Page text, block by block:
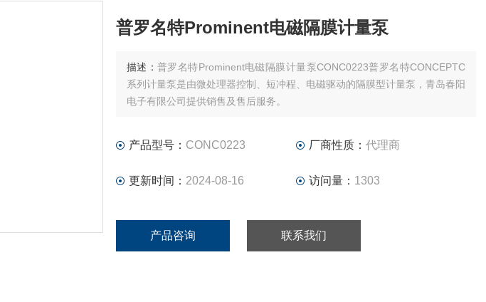
普罗名特Prominent电磁隔膜计量泵
描述： 普罗名特Prominent电磁隔膜计量泵CONC0223普罗名特CONCEPTC
系列计量泵是由微处理器控制、短冲程、电磁驱动的隔膜型计量泵，青岛春阳
电子有限公司提供销售及售后服务。
产品型号： CONC0223 厂商性质： 代理商
更新时间： 2024-08-16 访问量： 1303
产品咨询 联系我们